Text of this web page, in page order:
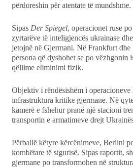
përdoreshin për atentate të mundshme.
Sipas Der Spiegel, operacionet ruse
zyrtarëve të inteligjencës ukrainase
jetojnë në Gjermani. Në Frankfurt dhe
persona që dyshohet se po vëzhgonin
qëllime eliminimi fizik.
Objektiv i rëndësishëm i operacioneve
infrastruktura kritike gjermane. Në
kamerë e fshehur pranë një stacioni
transportin e armatimeve drejt
Përballë këtyre kërcënimeve, Berlini
kombëtare të sigurisë. Sipas raportit,
gjermane po transformohen në